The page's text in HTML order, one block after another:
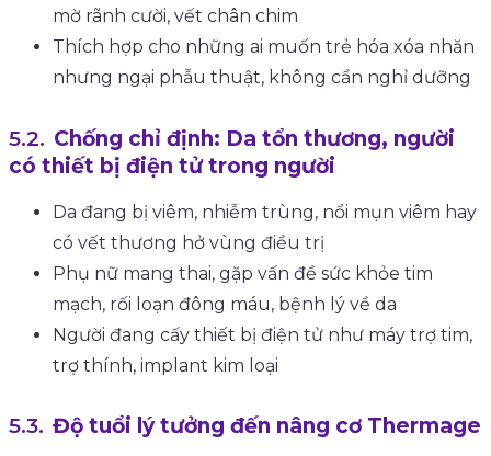
mờ rãnh cười, vết chân chim
Thích hợp cho những ai muốn trẻ hóa xóa nhăn
nhưng ngại phẫu thuật, không cần nghỉ dưỡng
Chống chỉ định: Da tổn thương, người
có thiết bị điện tử trong người
Da đang bị viêm, nhiễm trùng, nổi mụn viêm hay
có vết thương hở vùng điều trị
Phụ nữ mang thai, gặp vấn đề sức khỏe tim
mạch, rối loạn đông máu, bệnh lý về da
Người đang cấy thiết bị điện tử như máy trợ tim,
trợ thính, implant kim loại
Độ tuổi lý tưởng đến nâng cơ Thermage